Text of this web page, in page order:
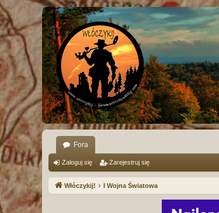
Fora
Zaloguj się Zarejestruj się
Włóczykij! I Wojna Światowa